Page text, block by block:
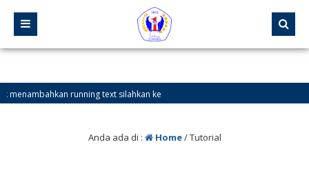
running text silahkan ke
Anda ada di : Home/Tutorial